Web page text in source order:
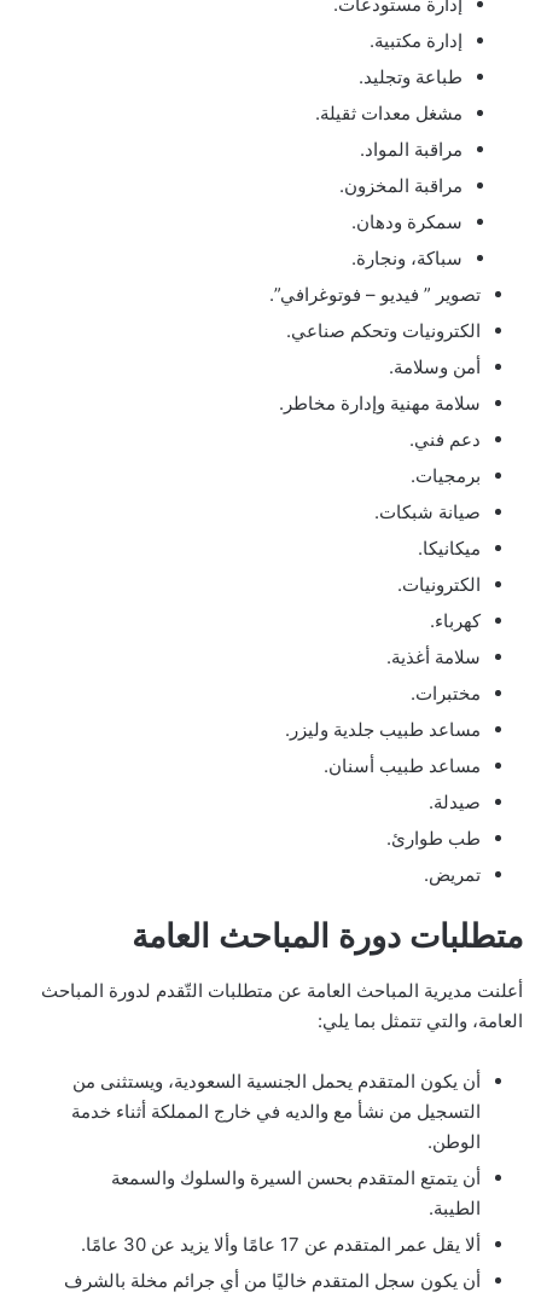
إدارة مكتبية.
طباعة وتجليد.
مشغل معدات ثقيلة.
مراقبة المواد.
مراقبة المخزون.
سمكرة ودهان.
سباكة، ونجارة.
تصوير ” فيديو – فوتوغرافي”.
الكترونيات وتحكم صناعي.
أمن وسلامة.
سلامة مهنية وإدارة مخاطر.
دعم فني.
برمجيات.
صيانة شبكات.
ميكانيكا.
الكترونيات.
كهرباء.
سلامة أغذية.
مختبرات.
مساعد طبيب جلدية وليزر.
مساعد طبيب أسنان.
صيدلة.
طب طوارئ.
تمريض.
متطلبات دورة المباحث العامة
أعلنت مديرية المباحث العامة عن متطلبات التّقدم لدورة المباحث
العامة، والتي تتمثل بما يلي:
أن يكون المتقدم يحمل الجنسية السعودية، ويستثنى من
التسجيل من نشأ مع والديه في خارج المملكة أثناء خدمة
الوطن.
أن يتمتع المتقدم بحسن السيرة والسلوك والسمعة
الطيبة.
ألا يقل عمر المتقدم عن 17 عامًا وألا يزيد عن 30 عامًا.
أن يكون سجل المتقدم خاليًا من أي جرائم مخلة بالشرف